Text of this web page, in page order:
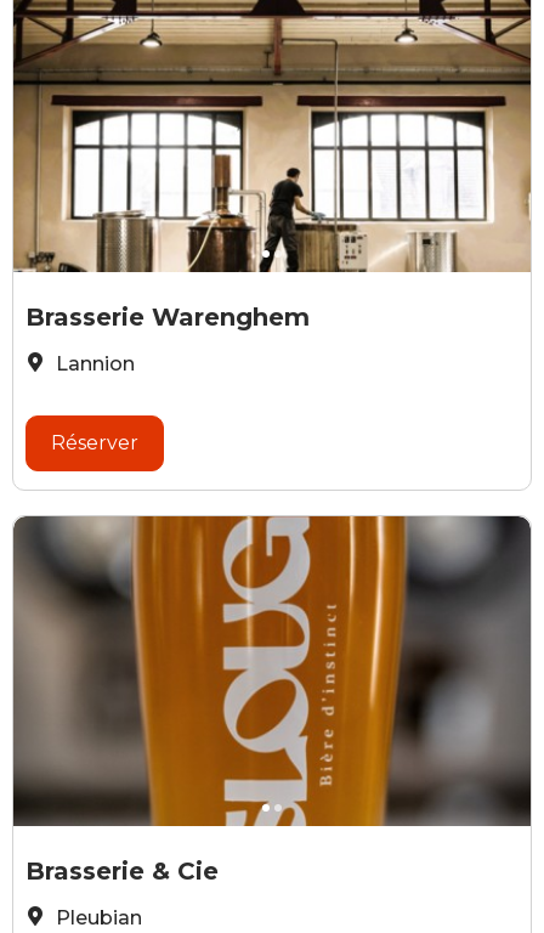
Brasserie Warenghem
Lannion
Réserver
Brasserie et Cie
Brasserie & Cie
Pleubian